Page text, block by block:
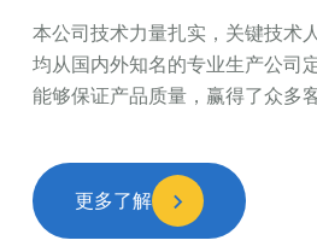
本公司技术力量扎实，关键技术
均从国内外知名的专业生产公司
能够保证产品质量，赢得了众多
更多了解